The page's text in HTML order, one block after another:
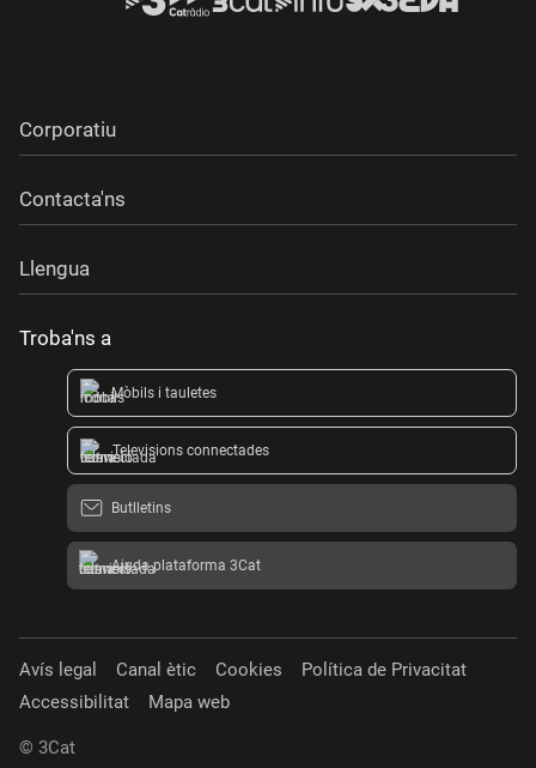
Corporatiu
Contacta'ns
Llengua
Troba'ns a
Mòbils i tauletes
Televisions connectades
Butlletins
Ajuda plataforma 3Cat
Avís legal Canal ètic Cookies
Política de Privacitat
Accessibilitat
Mapa web
© 3Cat